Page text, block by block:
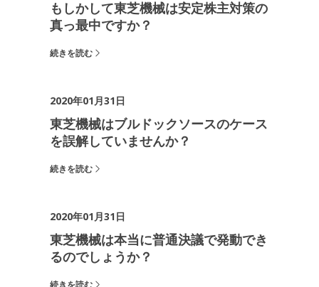
もしかして東芝機械は安定株主対策の
真っ最中ですか？
続きを読む
2020年01月31日
東芝機械はブルドックソースのケース
を誤解していませんか？
続きを読む
2020年01月31日
東芝機械は本当に普通決議で発動でき
るのでしょうか？
続きを読む